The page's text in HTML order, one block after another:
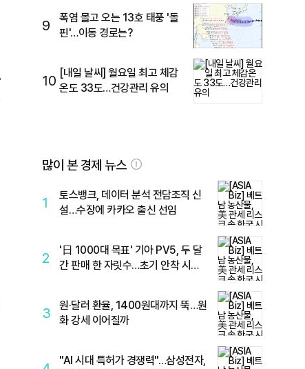
9
폭염 몰고 오는 13호 태풍 '돌
핀'…이동 경로는?
10 [내일 날씨] 월요일 최고 체감
온도 33도…건강관리 유의
많이 본 경제 뉴스
1
토스뱅크, 데이터 분석 전담조직 신
설…수장에 카카오 출신 선임
2
'日 1000대 목표' 기아 PV5, 두 달
간 판매 한 자릿수…초기 안착 시험
3
원·달러 환율, 1400원대까지 뚝…원
화 강세 이어질까
"AI 시대 특허가 경쟁력"…삼성전자,